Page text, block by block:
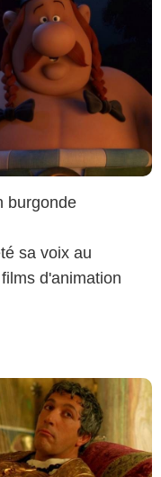
burgonde
sa voix au
d'animation